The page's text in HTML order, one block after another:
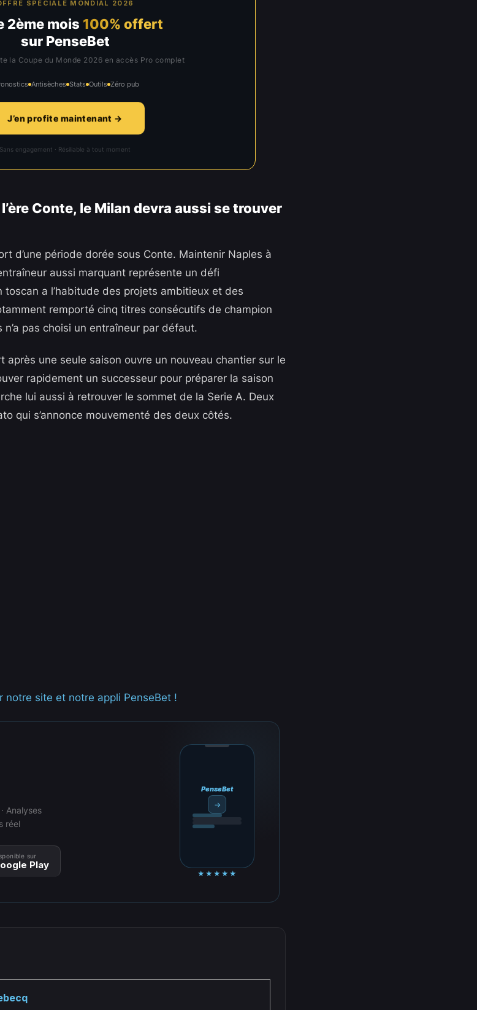
SPÉCIALE MONDIAL 2026
2ème mois 100% offert
sur PenseBet
la Coupe du Monde 2026 en accès Pro complet
Antisèches Stats Outils Zéro pub
J’en profite maintenant →
Sans engagement · Résiliable à tout moment
Conte, le Milan devra aussi se trouver
d’une période dorée sous Conte. Maintenir Naples à
aussi marquant représente un défi
a l’habitude des projets ambitieux et des
remporté cinq titres consécutifs de champion
n’a pas choisi un entraîneur par défaut.
après une seule saison ouvre un nouveau chantier sur le
rapidement un successeur pour préparer la saison
lui aussi à retrouver le sommet de la Serie A. Deux
qui s’annonce mouvementé des deux côtés.
notre site et notre appli PenseBet !
Analyses
réel
sur
Play
PenseBet
→
★★★★★